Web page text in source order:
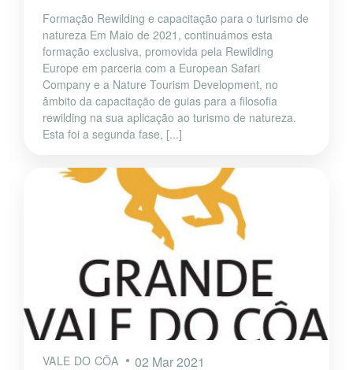
Formação Rewilding e capacitação para o turismo de
natureza Em Maio de 2021, continuámos esta
formação exclusiva, promovida pela Rewilding
Europe em parceria com a European Safari
Company e a Nature Tourism Development, no
âmbito da capacitação de guias para a filosofia
rewilding na sua aplicação ao turismo de natureza.
Esta foi a segunda fase, [...]
VALE DO CÔA 02 Mar 2021